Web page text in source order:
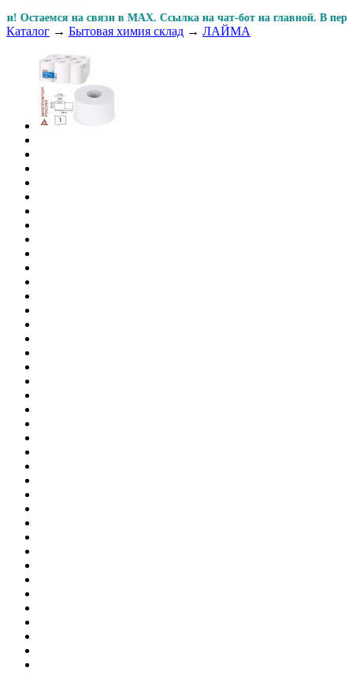
на связи в MAX. Ссылка на чат-бот на главной.
Каталог → Бытовая химия склад → ЛАЙМА